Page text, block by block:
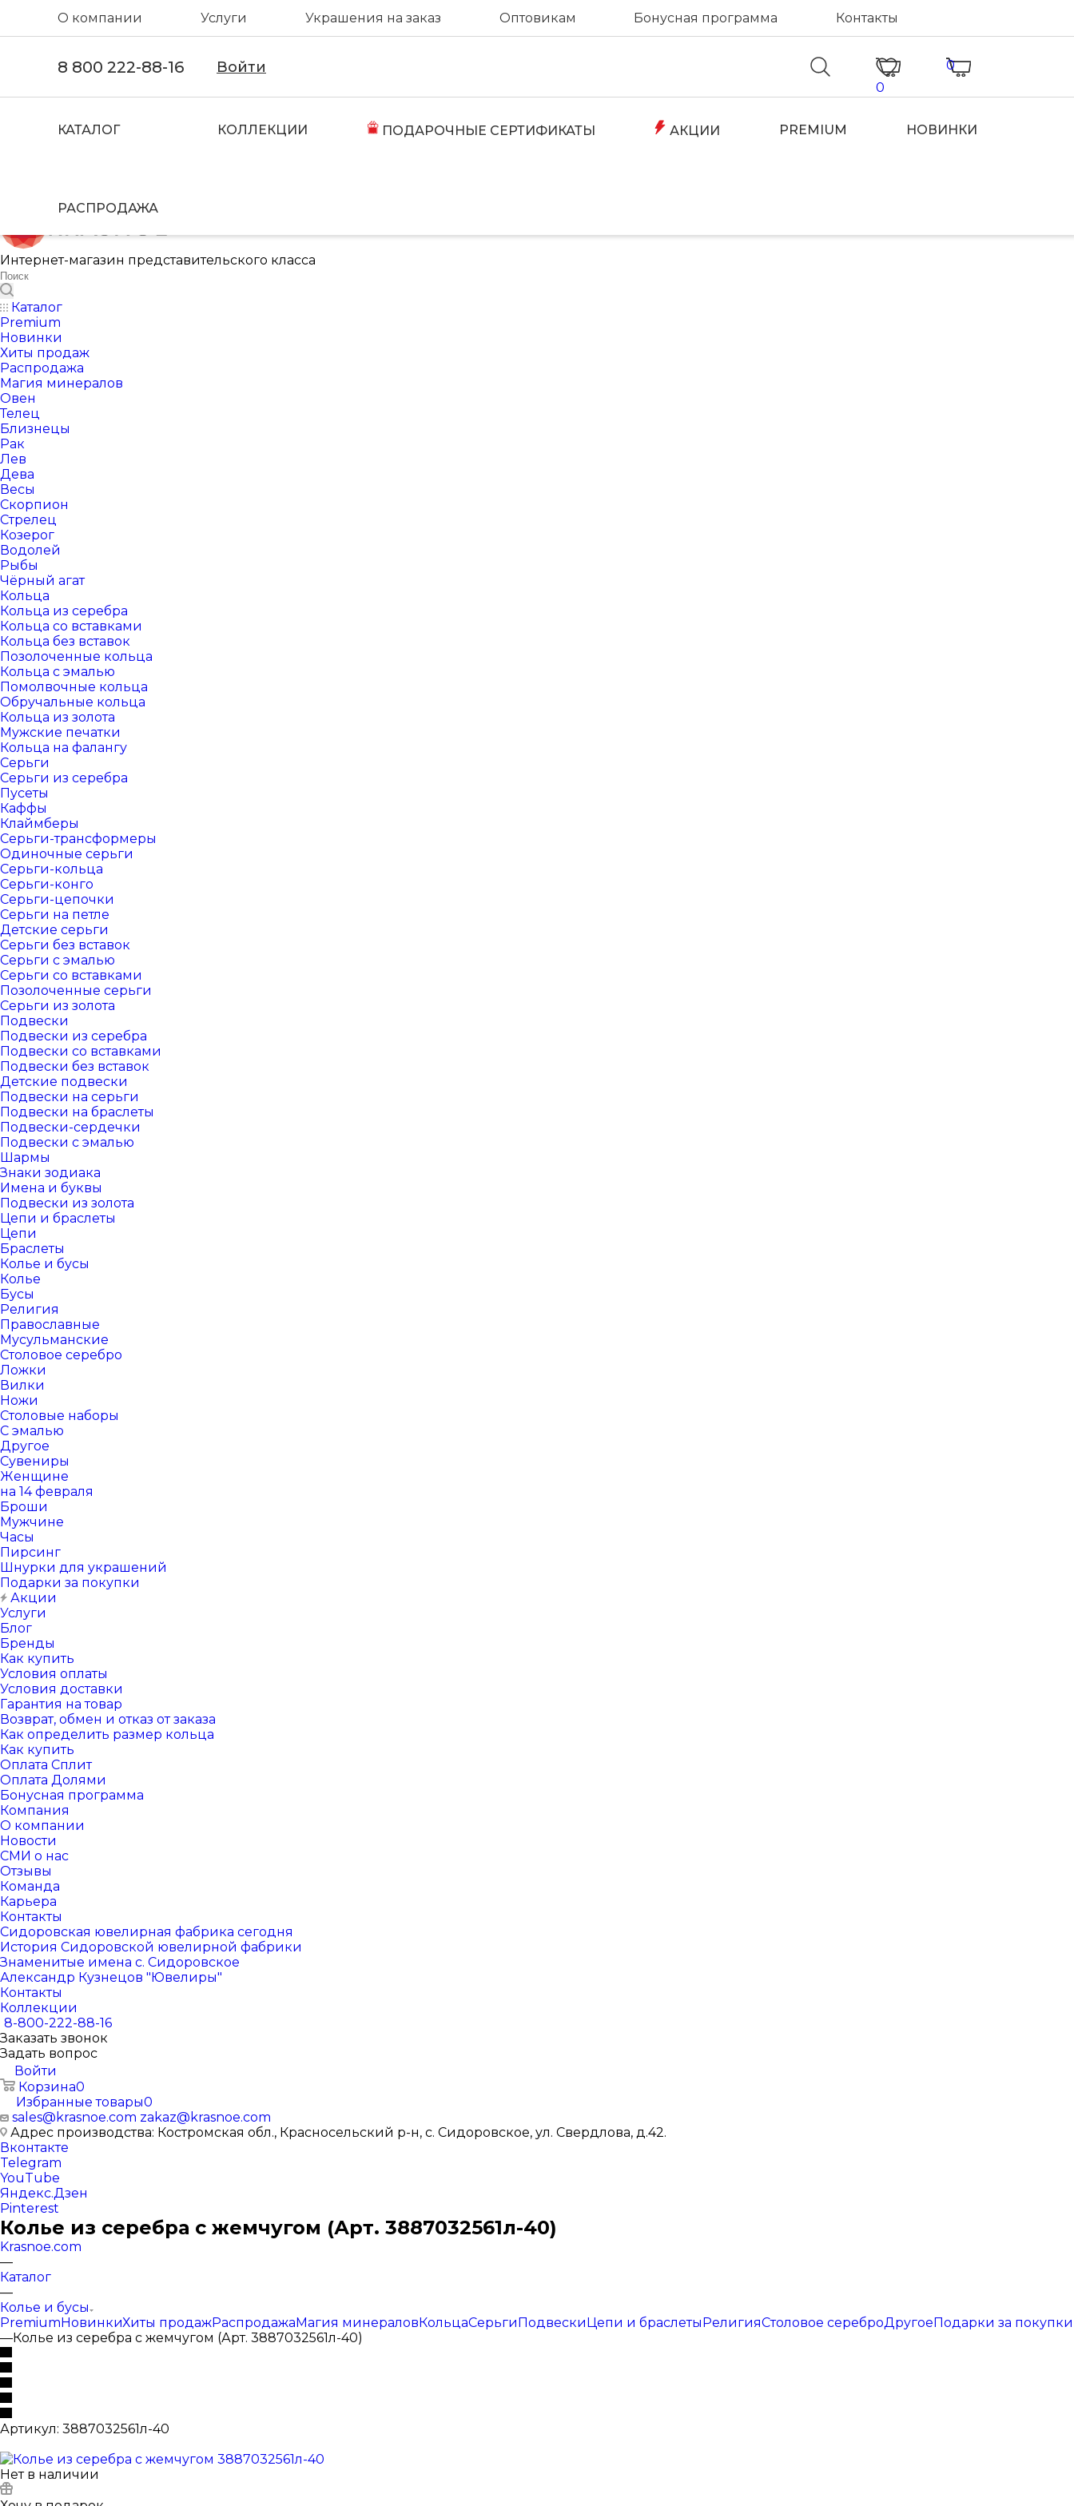
О компании Услуги Украшения на заказ Оптовикам Бонусная программа Контакты
8 800 222-88-16 Войти
0
0
КАТАЛОГ КОЛЛЕКЦИИ ПОДАРОЧНЫЕ СЕРТИФИКАТЫ АКЦИИ PREMIUM НОВИНКИ
РАСПРОДАЖА
Интернет-магазин представительского класса
Каталог
Premium
Новинки
Хиты продаж
Распродажа
Магия минералов
Овен
Телец
Близнецы
Рак
Лев
Дева
Весы
Скорпион
Стрелец
Козерог
Водолей
Рыбы
Чёрный агат
Кольца
Кольца из серебра
Кольца со вставками
Кольца без вставок
Позолоченные кольца
Кольца с эмалью
Помолвочные кольца
Обручальные кольца
Кольца из золота
Мужские печатки
Кольца на фалангу
Серьги
Серьги из серебра
Пусеты
Каффы
Клаймберы
Серьги-трансформеры
Одиночные серьги
Серьги-кольца
Серьги-конго
Серьги-цепочки
Серьги на петле
Детские серьги
Серьги без вставок
Серьги с эмалью
Серьги со вставками
Позолоченные серьги
Серьги из золота
Подвески
Подвески из серебра
Подвески со вставками
Подвески без вставок
Детские подвески
Подвески на серьги
Подвески на браслеты
Подвески-сердечки
Подвески с эмалью
Шармы
Знаки зодиака
Имена и буквы
Подвески из золота
Цепи и браслеты
Цепи
Браслеты
Колье и бусы
Колье
Бусы
Религия
Православные
Мусульманские
Столовое серебро
Ложки
Вилки
Ножи
Столовые наборы
С эмалью
Другое
Сувениры
Женщине
на 14 февраля
Броши
Мужчине
Часы
Пирсинг
Шнурки для украшений
Подарки за покупки
Акции
Услуги
Блог
Бренды
Как купить
Условия оплаты
Условия доставки
Гарантия на товар
Возврат, обмен и отказ от заказа
Как определить размер кольца
Как купить
Оплата Сплит
Оплата Долями
Бонусная программа
Компания
О компании
Новости
СМИ о нас
Отзывы
Команда
Карьера
Контакты
Сидоровская ювелирная фабрика сегодня
История Сидоровской ювелирной фабрики
Знаменитые имена с. Сидоровское
Александр Кузнецов "Ювелиры"
Контакты
Коллекции
8-800-222-88-16
Заказать звонок
Задать вопрос
Войти
Корзина0
Избранные товары0
sales@krasnoe.com zakaz@krasnoe.com
Адрес производства: Костромская обл., Красносельский р-н, с. Сидоровское, ул. Свердлова, д.42.
Вконтакте
Telegram
YouTube
Яндекс.Дзен
Pinterest
Колье из серебра с жемчугом (Арт. 3887032561л-40)
Krasnoe.com
—
Каталог
—
Колье и бусы
PremiumНовинкиХиты продажРаспродажаМагия минераловКольцаСерьгиПодвескиЦепи и браслетыРелигияСтоловое сереброДругоеПодарки за покупки
—Колье из серебра с жемчугом (Арт. 3887032561л-40)
Артикул: 3887032561л-40
Нет в наличии